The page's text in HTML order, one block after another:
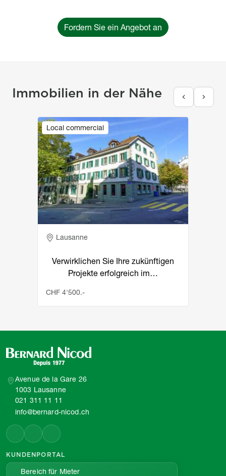
Fordern Sie ein Angebot an
Immobilien in der Nähe
Local commercial
Image
Adresse
Lausanne
Verwirklichen Sie Ihre zukünftigen
Projekte erfolgreich im…
CHF 4'500.-
Avenue de la Gare 26
1003 Lausanne
021 311 11 11
info@bernard-nicod.ch
KUNDENPORTAL
Bereich für Mieter